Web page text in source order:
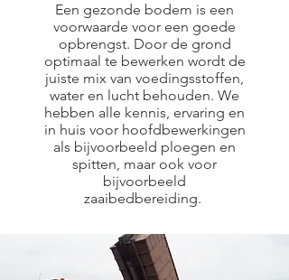
Een gezonde bodem is een
voorwaarde voor een goede
opbrengst. Door de grond
optimaal te bewerken wordt de
juiste mix van voedingsstoffen,
water en lucht behouden. We
hebben alle kennis, ervaring en
in huis voor hoofdbewerkingen
als bijvoorbeeld ploegen en
spitten, maar ook voor
bijvoorbeeld
zaaibedbereiding.